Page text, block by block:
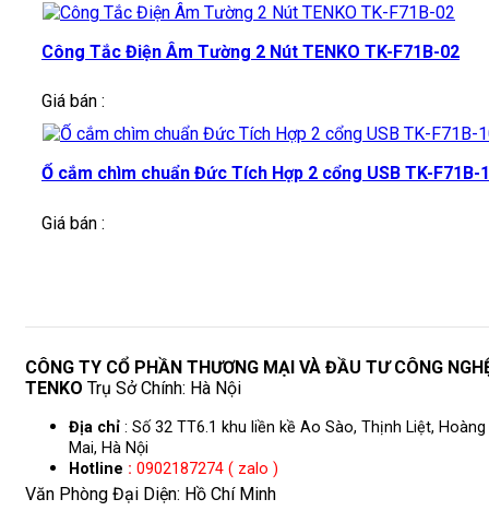
Công Tắc Điện Âm Tường 2 Nút TENKO TK-F71B-02
Giá bán :
Ổ cắm chìm chuẩn Đức Tích Hợp 2 cổng USB TK-F71B-
Giá bán :
CÔNG TY CỔ PHẦN THƯƠNG MẠI VÀ ĐẦU TƯ CÔNG
TENKO Trụ Sở Chính: Hà Nội
Địa chỉ : Số 32 TT6.1 khu liền kề Ao Sào, Thịnh Liệt, Hoàng
Mai, Hà Nội
Hotline : 0902187274 ( zalo )
Văn Phòng Đại Diện: Hồ Chí Minh